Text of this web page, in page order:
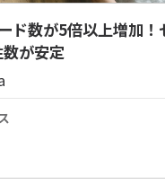
ド数が5倍以上増加！
が安定